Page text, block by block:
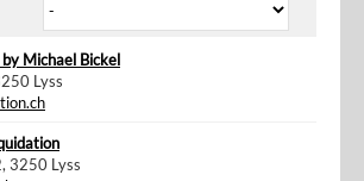
Michael Bickel
Lyss
3250 Lyss